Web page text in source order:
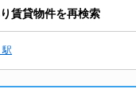
賃貸物件を再検索
駅